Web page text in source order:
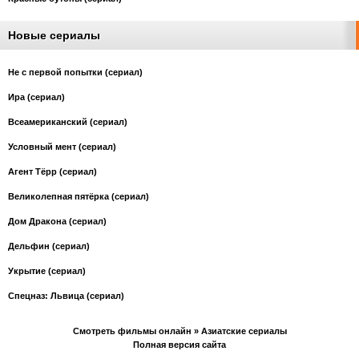
Новые сериалы
Не с первой попытки (сериал)
Ира (сериал)
Всеамериканский (сериал)
Условный мент (сериал)
Агент Тёрр (сериал)
Великолепная пятёрка (сериал)
Дом Дракона (сериал)
Дельфин (сериал)
Укрытие (сериал)
Спецназ: Львица (сериал)
Смотреть фильмы онлайн » Азиатские сериалы
Полная версия сайта